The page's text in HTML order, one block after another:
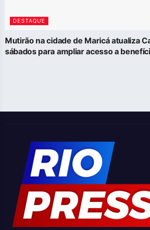
DESTAQUE
Mutirão na cidade de Maricá atualiza
sábados para ampliar acesso a